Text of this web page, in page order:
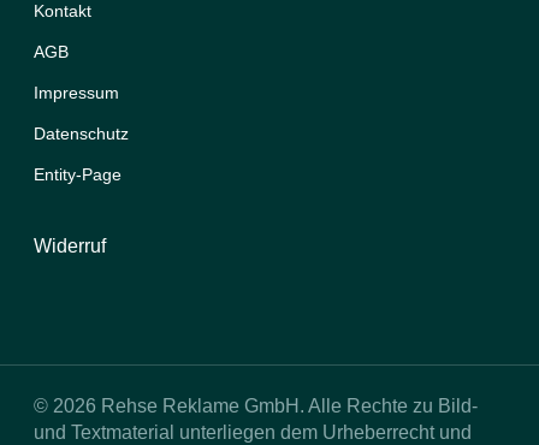
Kontakt
AGB
Impressum
Datenschutz
Entity-Page
Widerruf
© 2026 Rehse Reklame GmbH. Alle Rechte zu Bild-
und Textmaterial unterliegen dem Urheberrecht und